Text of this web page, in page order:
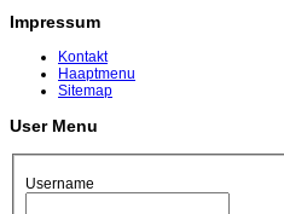
Impressum
Kontakt
Haaptmenu
Sitemap
User Menu
Username